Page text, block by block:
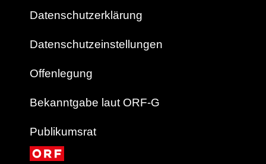
Datenschutzerklärung
Datenschutzeinstellungen
Offenlegung
Bekanntgabe laut ORF-G
Publikumsrat